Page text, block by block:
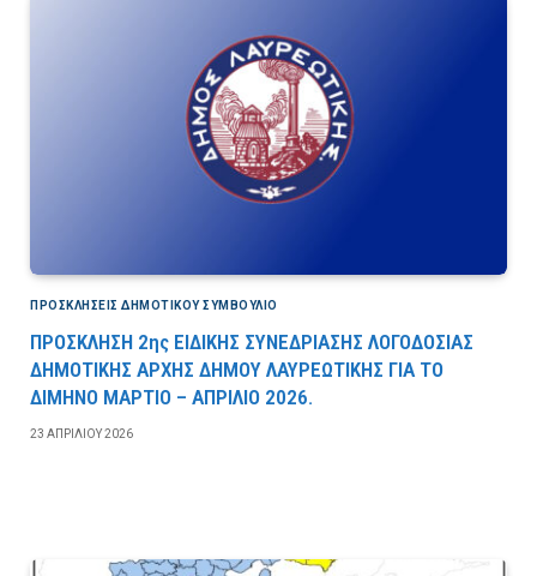
ΠΡΟΣΚΛΉΣΕΙΣ ΔΗΜΟΤΙΚΟΎ ΣΥΜΒΟΎΛΙΟ
ΠΡΟΣΚΛΗΣΗ 2ης ΕΙΔΙΚΗΣ ΣΥΝΕΔΡΙΑΣΗΣ ΛΟΓΟΔΟΣΙΑΣ
ΔΗΜΟΤΙΚΗΣ ΑΡΧΗΣ ΔΗΜΟΥ ΛΑΥΡΕΩΤΙΚΗΣ ΓΙΑ ΤΟ
ΔΙΜΗΝΟ ΜΑΡΤΙΟ – ΑΠΡΙΛΙΟ 2026.
23 ΑΠΡΙΛΊΟΥ 2026